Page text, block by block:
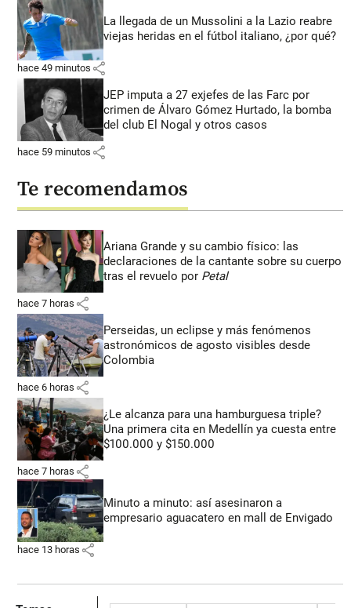
La llegada de un Mussolini a la Lazio reabre
viejas heridas en el fútbol italiano, ¿por qué?
hace 49 minutos share
JEP imputa a 27 exjefes de las Farc por
crimen de Álvaro Gómez Hurtado, la bomba
del club El Nogal y otros casos
hace 59 minutos share
Te recomendamos
Ariana Grande y su cambio físico: las
declaraciones de la cantante sobre su cuerpo
tras el revuelo por Petal
hace 7 horas share
Perseidas, un eclipse y más fenómenos
astronómicos de agosto visibles desde
Colombia
hace 6 horas share
¿Le alcanza para una hamburguesa triple?
Una primera cita en Medellín ya cuesta entre
$100.000 y $150.000
hace 7 horas share
Minuto a minuto: así asesinaron a
empresario aguacatero en mall de Envigado
hace 13 horas share